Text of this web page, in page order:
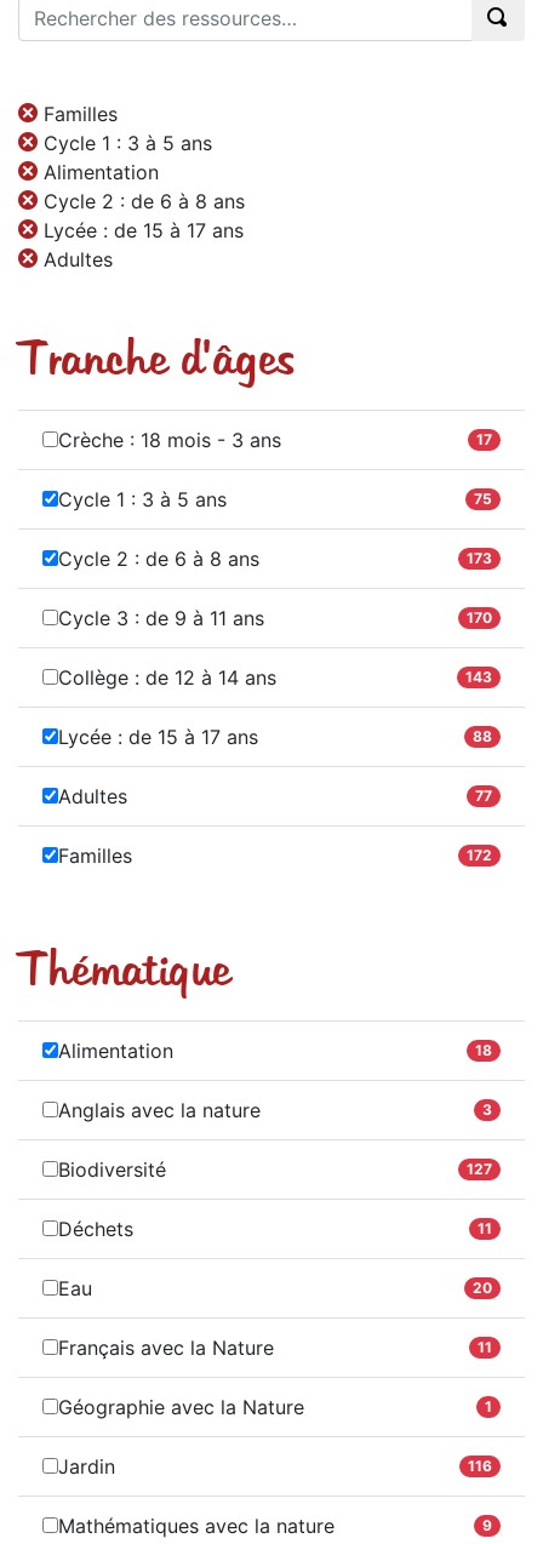
Familles
Cycle 1 : 3 à 5 ans
Alimentation
Cycle 2 : de 6 à 8 ans
Lycée : de 15 à 17 ans
Adultes
Tranche d'âges
Crèche : 18 mois - 3 ans 17
Cycle 1 : 3 à 5 ans 75
Cycle 2 : de 6 à 8 ans 173
Cycle 3 : de 9 à 11 ans 170
Collège : de 12 à 14 ans 143
Lycée : de 15 à 17 ans 88
Adultes 77
Familles 172
Thématique
Alimentation 18
Anglais avec la nature 3
Biodiversité 127
Déchets 11
Eau 20
Français avec la Nature 11
Géographie avec la Nature 1
Jardin 116
Mathématiques avec la nature 9